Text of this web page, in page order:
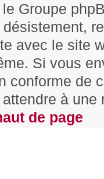
Groupe
avec le site
Si vous
conforme de
à
de page